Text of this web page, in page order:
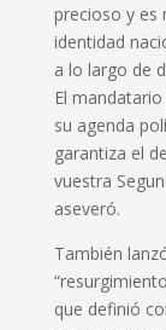
precioso y es
identidad
a lo largo de
El
su agenda
garantiza el
vuestra
aseveró.
También
que definió